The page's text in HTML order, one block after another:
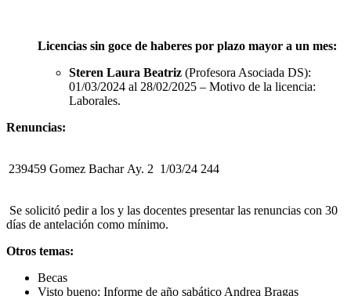
Licencias sin goce de haberes por plazo mayor a un mes:
Steren Laura Beatriz (Profesora Asociada DS):
01/03/2024 al 28/02/2025 – Motivo de la licencia:
Laborales.
Renuncias:
239459 Gomez Bachar Ay. 2 1/03/24 244
Se solicitó pedir a los y las docentes presentar las renuncias con 30
días de antelación como mínimo.
Otros temas:
Becas
Visto bueno: Informe de año sabático Andrea Bragas